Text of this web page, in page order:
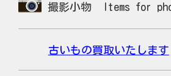
撮影小物 Items for
古いもの買取いたします